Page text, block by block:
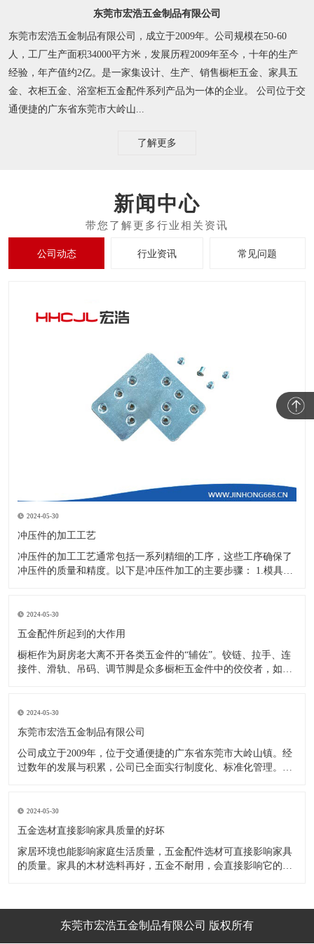
东莞市宏浩五金制品有限公司
东莞市宏浩五金制品有限公司，成立于2009年。公司规模在50-60
人，工厂生产面积34000平方米，发展历程2009年至今，十年的生产
经验，年产值约2亿。是一家集设计、生产、销售橱柜五金、家具五
金、衣柜五金、浴室柜五金配件系列产品为一体的企业。 公司位于交
通便捷的广东省东莞市大岭山...
了解更多
新闻中心
公司动态 行业资讯 常见问题
2024-05-30
冲压件的加工工艺
冲压件的加工工艺通常包括一系列精细的工序，这些工序确保了
冲压件的质量和精度。以下是冲压件加工的主要步骤： 1.模具设
开料与落料：在图纸上标注尺寸后，根据图纸要求选择合适的板
材。然
2024-05-30
五金配件所起到的大作用
橱柜作为厨房老大离不开各类五金件的“辅佐”。铰链、拉手、连
接件、滑轨、吊码、调节脚是众多橱柜五金件中的佼佼者，如果
调节脚，橱柜就像得了“软骨症”，站都站不直……五花八门的橱
柜五金件好
2024-05-30
东莞市宏浩五金制品有限公司
公司成立于2009年，位于交通便捷的广东省东莞市大岭山镇。经
过数年的发展与积累，公司已全面实行制度化、标准化管理。从
的改造创新，设计制造了一系列更加新颖、美观、更具时代潮流
的新
2024-05-30
五金选材直接影响家具质量的好坏
家居环境也能影响家庭生活质量，五金配件选材可直接影响家具
的质量。家具的木材选料再好，五金不耐用，会直接影响它的使
金、铝合金等。不同五金的加工工艺不同：钳工、表面涂覆处
理、焊接、机械加东莞市宏浩五金制品有限公司 版权所有